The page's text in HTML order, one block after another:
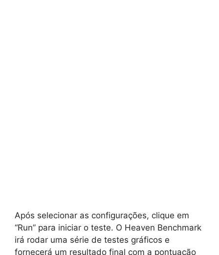
Após selecionar as configurações, clique em
“Run” para iniciar o teste. O Heaven Benchmark
irá rodar uma série de testes gráficos e
fornecerá um resultado final com a pontuação